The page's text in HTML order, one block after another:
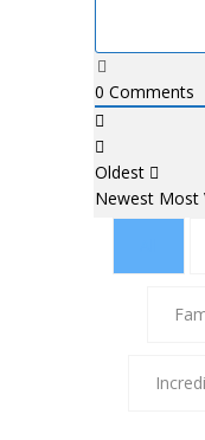
0 Comments
Oldest
Newest Most